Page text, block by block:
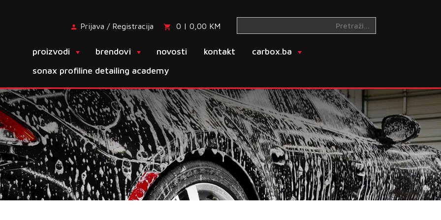
Prijava / Registracija 0 | 0,00 KM
proizvodi brendovi novosti kontakt
carbox.ba
sonax profiline detailing academy